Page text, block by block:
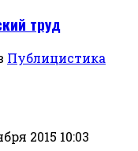
труд
Публицистика
2015 10:03